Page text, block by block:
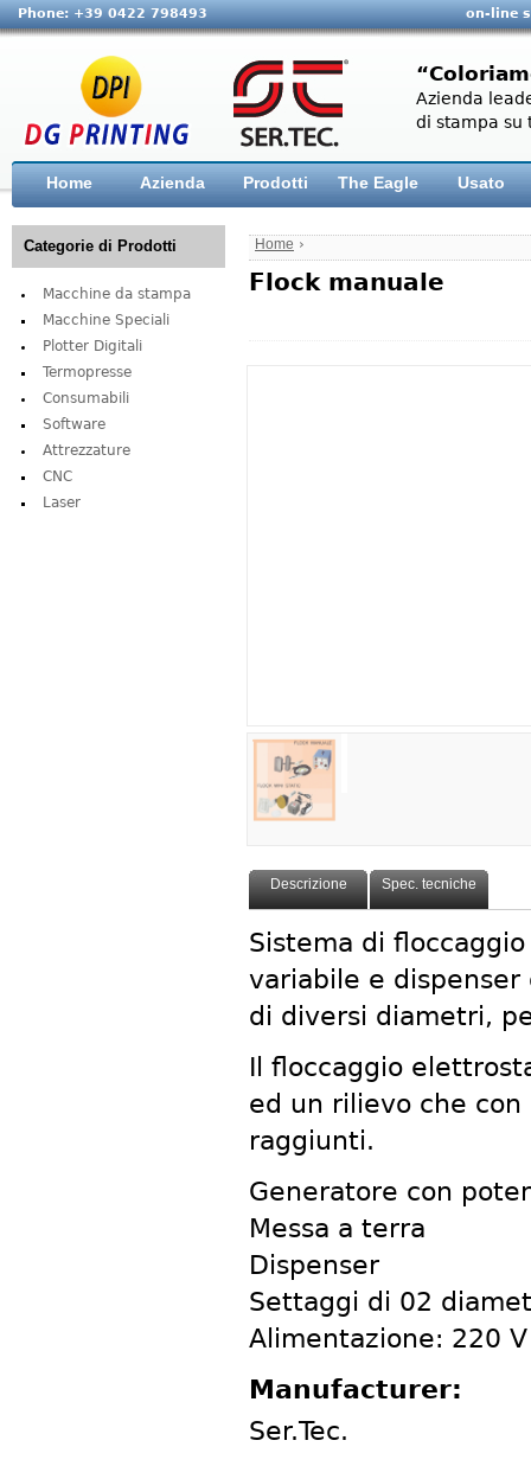
Phone: +39 0422 798493 on-line
Azienda
di stampa su
Home Azienda Prodotti The Eagle Usato
Categorie di Prodotti
Macchine da stampa
Macchine Speciali
Plotter Digitali
Termopresse
Consumabili
Software
Attrezzature
CNC
Laser
Home ›
Flock manuale
Descrizione Spec. tecniche
Sistema di
variabile e
di diversi diametri,
Il floccaggio
ed un rilievo che con
raggiunti.
Generatore con
Messa a terra
Dispenser
Settaggi di 02
Alimentazione: 220 V
Manufacturer:
Ser.Tec.